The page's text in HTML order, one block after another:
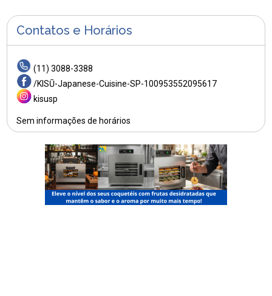
Contatos e Horários
(11) 3088-3388
/KISŪ-Japanese-Cuisine-SP-100953552095617
kisusp
Sem informações de horários